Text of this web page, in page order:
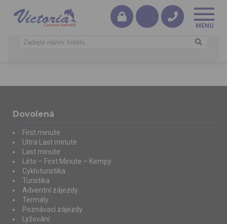
Dovolená
First minute
Ultra Last minute
Last minute
Léto – First Minute – Kempy
Cykloturistika
Turistika
Adventní zájezdy
Termály
Poznávací zájezdy
Lyžování